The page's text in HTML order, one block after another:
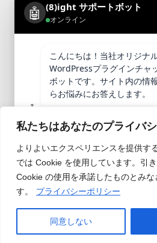
私たちはあなたのプライバ
よりよいエクスペリエンスを提供す
では Cookie を使用しています。引
Cookie の使用を承諾したものとみな
す。
プライバシーポリシー
同意しない
🤖 (8)ight サポートボット
オンライン
🤖
こんにちは！当社オリジナ
WordPressプラグインチャ
ボットです。サイト内の情
らお悩みにお答えします。
Powered by